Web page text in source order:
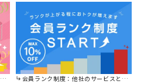
会員ランク制度：他社のサービスと比較してください。